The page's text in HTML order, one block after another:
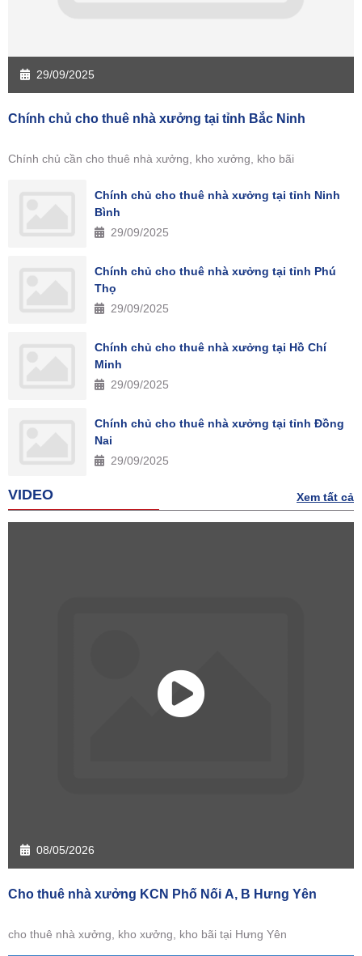
29/09/2025
Chính chủ cho thuê nhà xưởng tại tỉnh Bắc Ninh
Chính chủ cần cho thuê nhà xưởng, kho xưởng, kho bãi
Chính chủ cho thuê nhà xưởng tại tỉnh Ninh
Bình
29/09/2025
Chính chủ cho thuê nhà xưởng tại tỉnh Phú
Thọ
29/09/2025
Chính chủ cho thuê nhà xưởng tại Hồ Chí
Minh
29/09/2025
Chính chủ cho thuê nhà xưởng tại tỉnh Đồng
Nai
29/09/2025
VIDEO Xem tất cả
08/05/2026
Cho thuê nhà xưởng KCN Phố Nối A, B Hưng Yên
cho thuê nhà xưởng, kho xưởng, kho bãi tại Hưng Yên